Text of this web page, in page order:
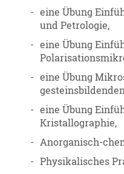
- eine Übung
und Petrologie,
- eine Übung
- eine Übung
- eine Übung
Kristallographie,
- Anorganisch-
- Physikalisches